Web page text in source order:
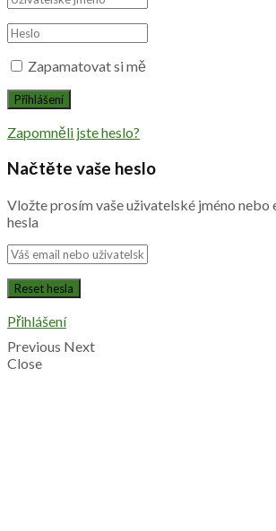
Zapamatovat si mě
Zapomněli jste heslo?
Načtěte vaše heslo
Vložte prosím vaše uživatelské jméno nebo
hesla
Přihlášení
Previous Next
Close